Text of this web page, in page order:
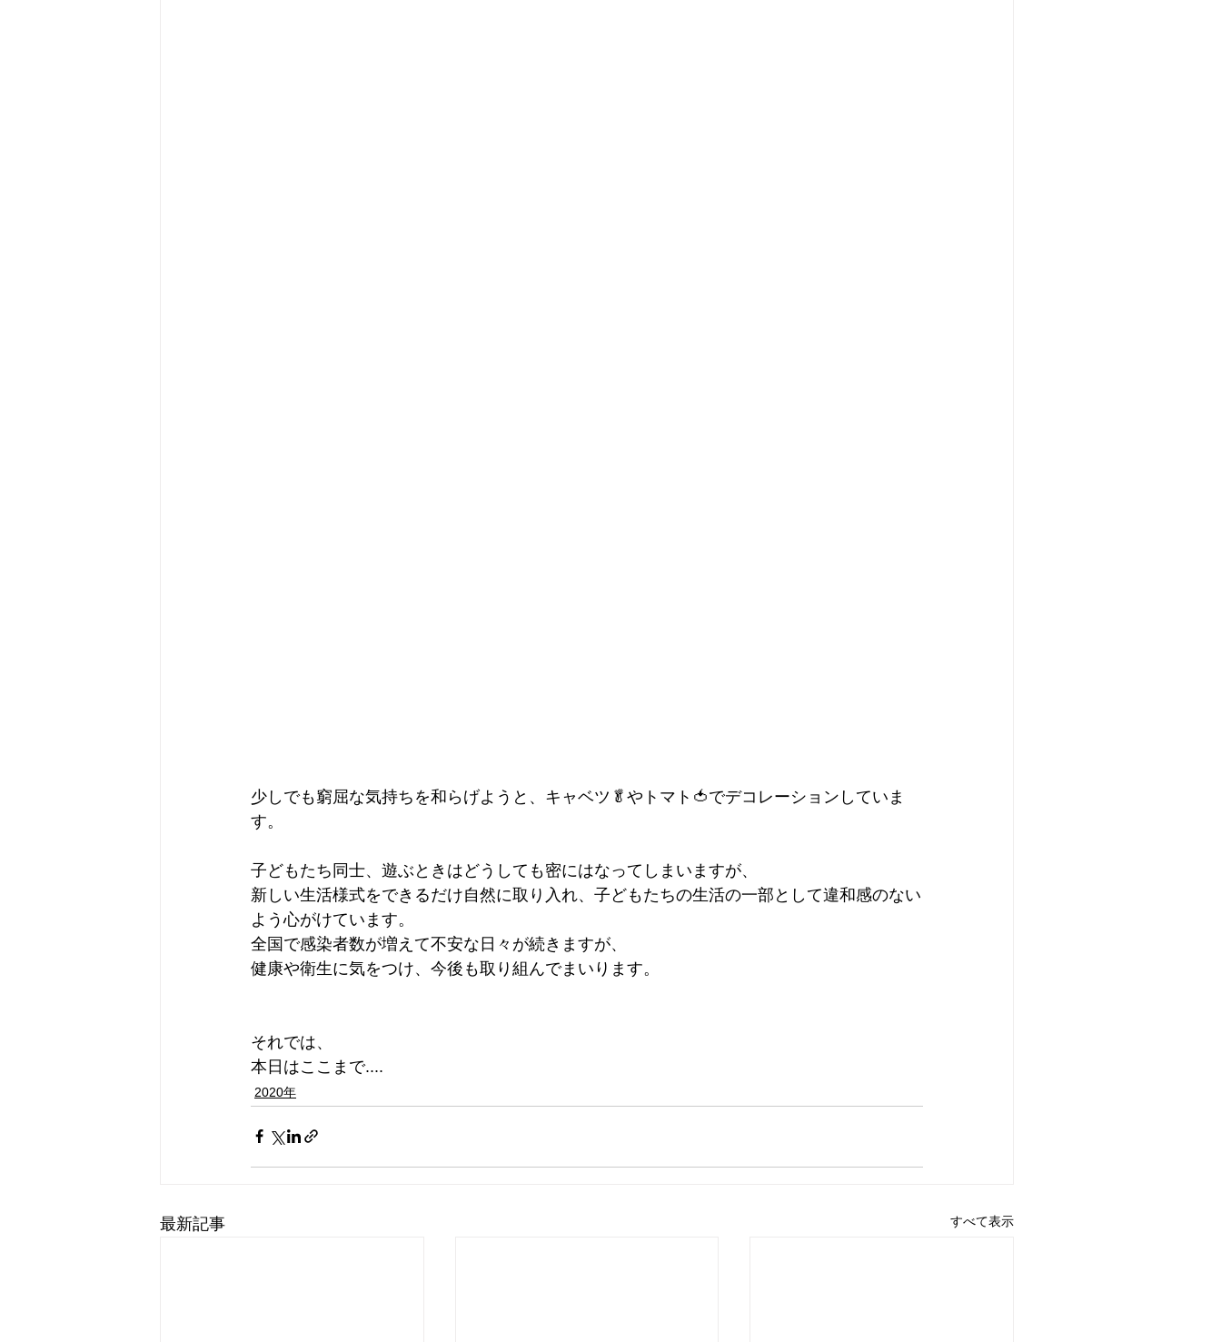
少しでも窮屈な気持ちを和らげようと、キャベツ🥬やトマト🍅でデコレーションしていま
す。
子どもたち同士、遊ぶときはどうしても密にはなってしまいますが、
新しい生活様式をできるだけ自然に取り入れ、子どもたちの生活の一部として違和感のない
よう心がけています。
全国で感染者数が増えて不安な日々が続きますが、
健康や衛生に気をつけ、今後も取り組んでまいります。
それでは、
本日はここまで....
2020年
最新記事 すべて表示